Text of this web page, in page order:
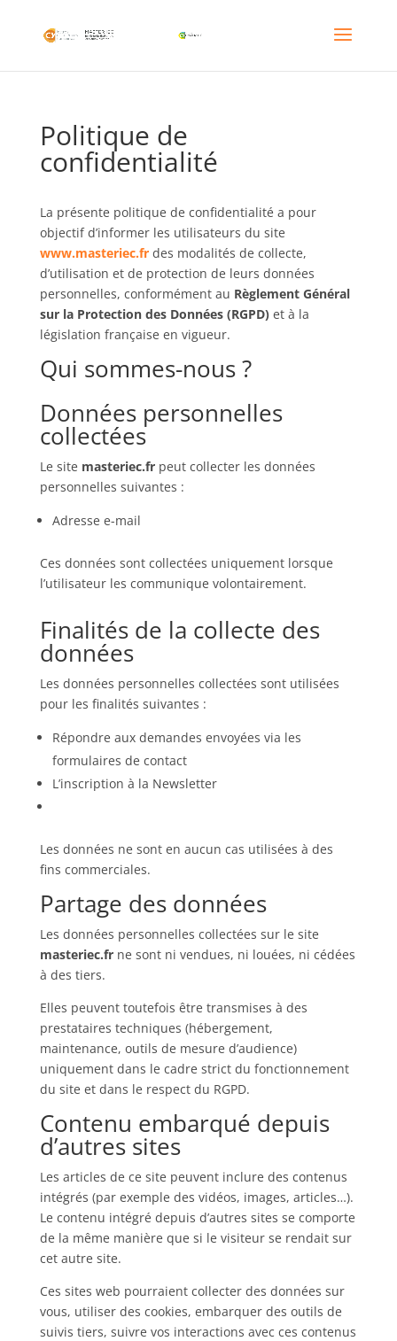
Politique de
confidentialité
La présente politique de confidentialité a pour
objectif d’informer les utilisateurs du site
www.masteriec.frdes modalités de collecte,
d’utilisation et de protection de leurs données
personnelles, conformément au Règlement Général
sur la Protection des Données (RGPD)et à la
législation française en vigueur.
Qui sommes-nous ?
Données personnelles
collectées
Le site masteriec.frpeut collecter les données
personnelles suivantes :
Adresse e-mail
Ces données sont collectées uniquement lorsque
l’utilisateur les communique volontairement.
Finalités de la collecte des
données
Les données personnelles collectées sont utilisées
pour les finalités suivantes :
Répondre aux demandes envoyées via les
formulaires de contact
L’inscription à la Newsletter
Les données ne sont en aucun cas utilisées à des
fins commerciales.
Partage des données
Les données personnelles collectées sur le site
masteriec.frne sont ni vendues, ni louées, ni cédées
à des tiers.
Elles peuvent toutefois être transmises à des
prestataires techniques (hébergement,
maintenance, outils de mesure d’audience)
uniquement dans le cadre strict du fonctionnement
du site et dans le respect du RGPD.
Contenu embarqué depuis
d’autres sites
Les articles de ce site peuvent inclure des contenus
intégrés (par exemple des vidéos, images, articles…).
Le contenu intégré depuis d’autres sites se comporte
de la même manière que si le visiteur se rendait sur
cet autre site.
Ces sites web pourraient collecter des données sur
vous, utiliser des cookies, embarquer des outils de
suivis tiers, suivre vos interactions avec ces contenus